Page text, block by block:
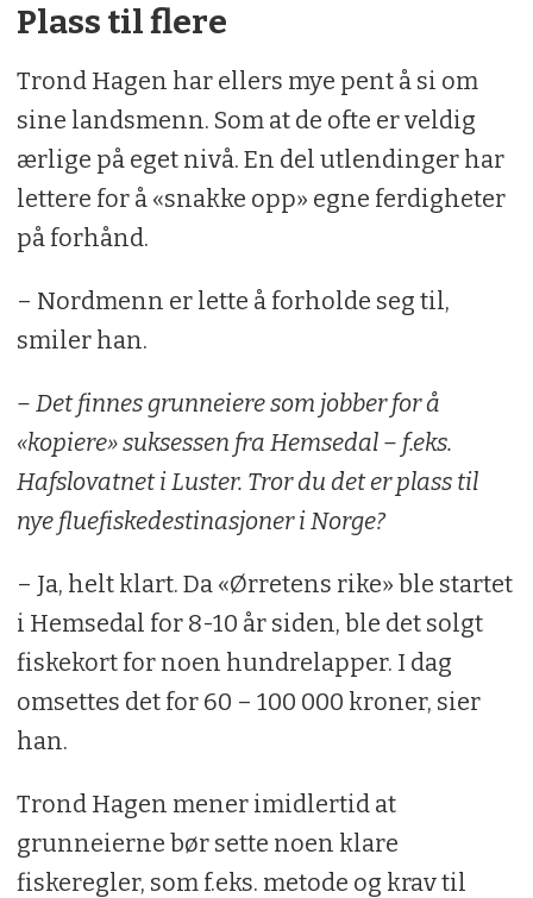
Plass til flere
Trond Hagen har ellers mye pent å si om
sine landsmenn. Som at de ofte er veldig
ærlige på eget nivå. En del utlendinger har
lettere for å «snakke opp» egne ferdigheter
på forhånd.
– Nordmenn er lette å forholde seg til,
smiler han.
– Det finnes grunneiere som jobber for å
«kopiere» suksessen fra Hemsedal – f.eks.
Hafslovatnet i Luster. Tror du det er plass til
nye fluefiskedestinasjoner i Norge?
– Ja, helt klart. Da «Ørretens rike» ble startet
i Hemsedal for 8-10 år siden, ble det solgt
fiskekort for noen hundrelapper. I dag
omsettes det for 60 – 100 000 kroner, sier
han.
Trond Hagen mener imidlertid at
grunneierne bør sette noen klare
fiskeregler, som f.eks. metode og krav til